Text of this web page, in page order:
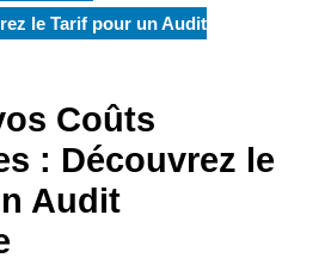
le Tarif pour un Audit
Coûts
: Découvrez le
Audit